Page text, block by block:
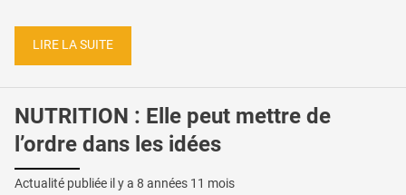
LIRE LA SUITE
NUTRITION : Elle peut mettre de
l’ordre dans les idées
Actualité publiée il y a 8 années 11 mois